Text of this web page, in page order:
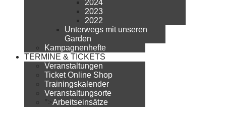
2024
2023
2022
Unterwegs mit unseren
Garden
Kampagnenhefte
TERMINE & TICKETS
Veranstaltungen
Ticket Online Shop
Trainingskalender
Veranstaltungsorte
">Arbeitseinsätze